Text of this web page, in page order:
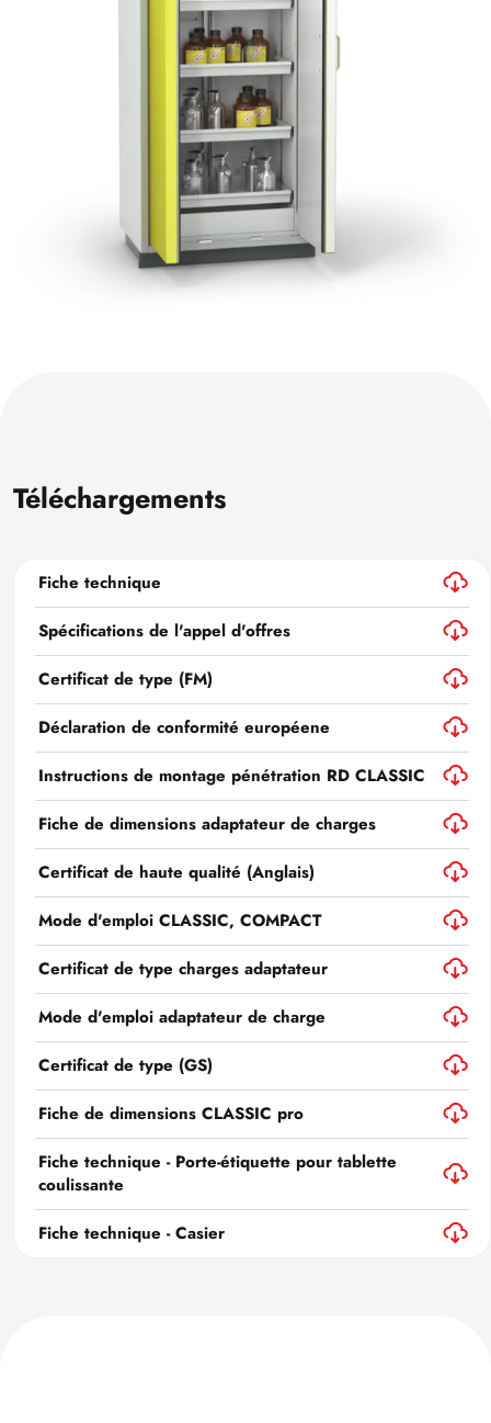
Téléchargements
Fiche technique
Spécifications de l'appel d'offres
Certificat de type (FM)
Déclaration de conformité européene
Instructions de montage pénétration RD CLASSIC
Fiche de dimensions adaptateur de charges
Certificat de haute qualité (Anglais)
Mode d'emploi CLASSIC, COMPACT
Certificat de type charges adaptateur
Mode d'emploi adaptateur de charge
Certificat de type (GS)
Fiche de dimensions CLASSIC pro
Fiche technique - Porte-étiquette pour tablette
coulissante
Fiche technique - Casier